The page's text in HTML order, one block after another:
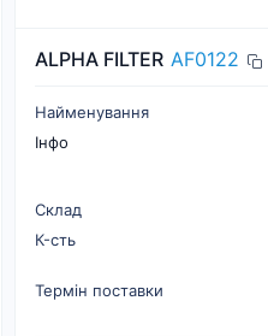
ALPHA FILTER AF0122
Найменування
Інфо
Склад
К-cть
Термін поставки